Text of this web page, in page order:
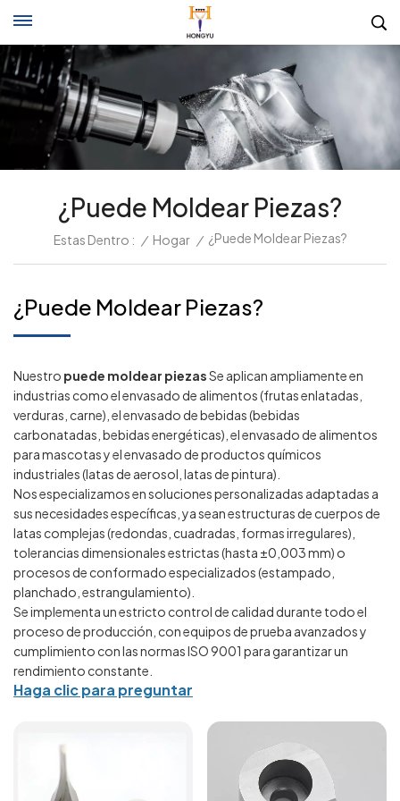
¿Puede Moldear Piezas?
Estas Dentro : / Hogar / ¿Puede Moldear Piezas?
¿Puede Moldear Piezas?
Nuestro puede moldear piezasSe aplican ampliamente en
industrias como el envasado de alimentos (frutas enlatadas,
verduras, carne), el envasado de bebidas (bebidas
carbonatadas, bebidas energéticas), el envasado de alimentos
para mascotas y el envasado de productos químicos
industriales (latas de aerosol, latas de pintura).
Nos especializamos en soluciones personalizadas adaptadas a
sus necesidades específicas, ya sean estructuras de cuerpos de
latas complejas (redondas, cuadradas, formas irregulares),
tolerancias dimensionales estrictas (hasta ±0,003 mm) o
procesos de conformado especializados (estampado,
planchado, estrangulamiento).
Se implementa un estricto control de calidad durante todo el
proceso de producción, con equipos de prueba avanzados y
cumplimiento con las normas ISO 9001 para garantizar un
rendimiento constante.
Haga clic para preguntar